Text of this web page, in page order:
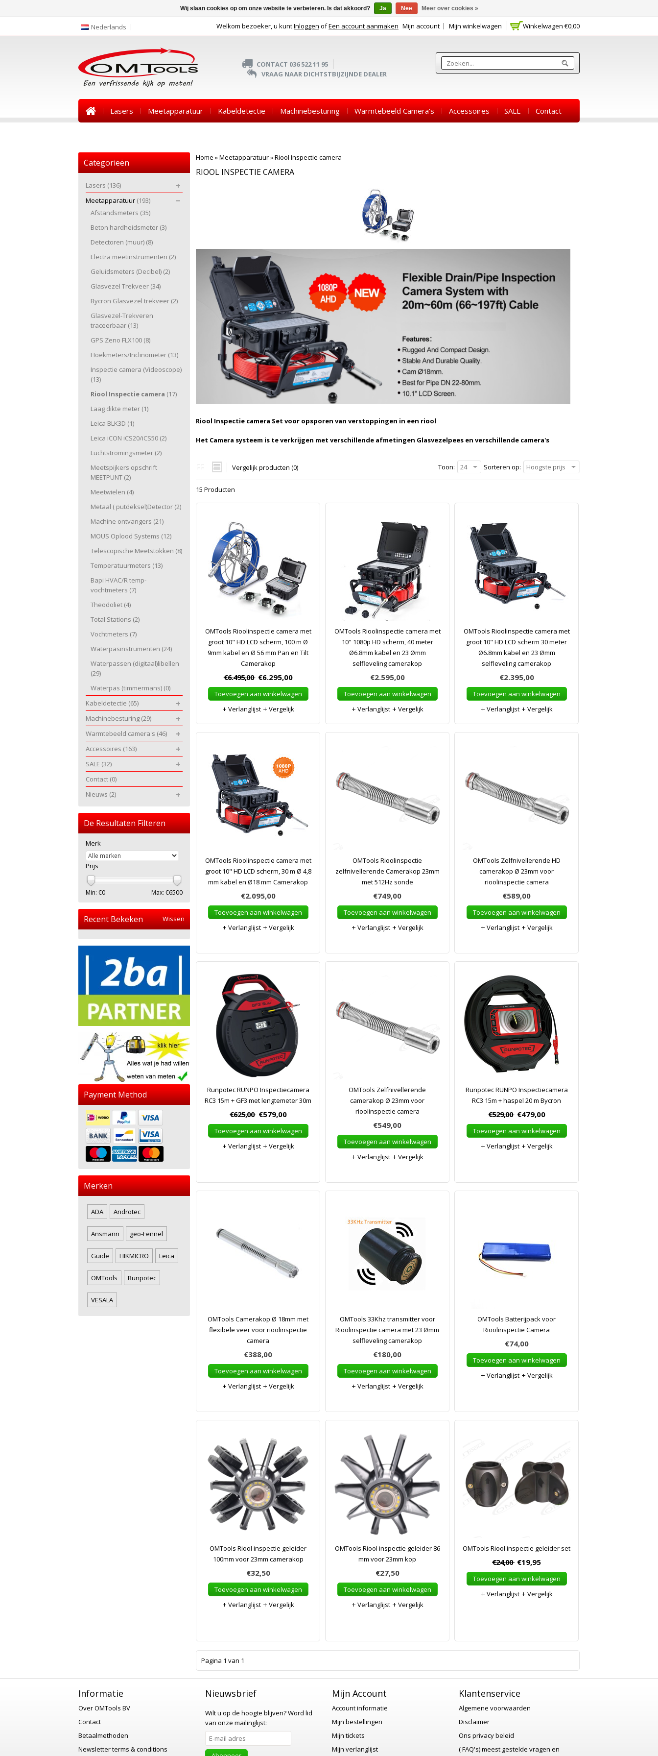
Nederlands Winkelwagen €0,00
Welkom bezoeker, u kuntInloggen ofEen account aanmaken Mijn account Mijn winkelwagen
CONTACT 036 522 11 95
VRAAG NAAR DICHTSTBIJZIJNDE DEALER
Lasers Meetapparatuur Kabeldetectie Machinebesturing Warmtebeeld Camera's Accessoires SALE Contact
Home »Meetapparatuur»Riool Inspectie camera
RIOOL INSPECTIE CAMERA
Riool Inspectie camera Set voor opsporen van verstoppingen in een riool
Het Camera systeem is te verkrijgen met verschillende afmetingen Glasvezelpees en verschillende camera's
Vergelijk producten (0) Sorteren op: Hoogste prijs
Toon: 24
15 Producten
OMTools Rioolinspectie camera met
groot 10" HD LCD scherm, 100 m Ø
9mm kabel en Ø 56 mm Pan en Tilt
Camerakop
€6.495,00 €6.295,00
Toevoegen aan winkelwagen
Verlanglijst
Vergelijk
OMTools Rioolinspectie camera met
10" 1080p HD scherm, 40 meter
Ø6.8mm kabel en 23 Ømm
selfleveling camerakop
€2.595,00
Toevoegen aan winkelwagen
Verlanglijst
Vergelijk
OMTools Rioolinspectie camera met
groot 10" HD LCD scherm 30 meter
Ø6.8mm kabel en 23 Ømm
selfleveling camerakop
€2.395,00
Toevoegen aan winkelwagen
Verlanglijst
Vergelijk
OMTools Rioolinspectie camera met
groot 10" HD LCD scherm, 30 m Ø 4,8
mm kabel en Ø18 mm Camerakop
€2.095,00
Toevoegen aan winkelwagen
Verlanglijst
Vergelijk
OMTools Rioolinspectie
zelfnivellerende Camerakop 23mm
met 512Hz sonde
€749,00
Toevoegen aan winkelwagen
Verlanglijst
Vergelijk
OMTools Zelfnivellerende HD
camerakop Ø 23mm voor
rioolinspectie camera
€589,00
Toevoegen aan winkelwagen
Verlanglijst
Vergelijk
Runpotec RUNPO Inspectiecamera
RC3 15m + GF3 met lengtemeter 30m
€625,00 €579,00
Toevoegen aan winkelwagen
Verlanglijst
Vergelijk
OMTools Zelfnivellerende
camerakop Ø 23mm voor
rioolinspectie camera
€549,00
Toevoegen aan winkelwagen
Verlanglijst
Vergelijk
Runpotec RUNPO Inspectiecamera
RC3 15m + haspel 20 m Bycron
€529,00 €479,00
Toevoegen aan winkelwagen
Verlanglijst
Vergelijk
OMTools Camerakop Ø 18mm met
flexibele veer voor rioolinspectie
camera
€388,00
Toevoegen aan winkelwagen
Verlanglijst
Vergelijk
OMTools 33Khz transmitter voor
Rioolinspectie camera met 23 Ømm
selfleveling camerakop
€180,00
Toevoegen aan winkelwagen
Verlanglijst
Vergelijk
OMTools Batterijpack voor
Rioolinspectie Camera
€74,00
Toevoegen aan winkelwagen
Verlanglijst
Vergelijk
OMTools Riool inspectie geleider
100mm voor 23mm camerakop
€32,50
Toevoegen aan winkelwagen
Verlanglijst
Vergelijk
OMTools Riool inspectie geleider 86
mm voor 23mm kop
€27,50
Toevoegen aan winkelwagen
Verlanglijst
Vergelijk
OMTools Riool inspectie geleider set
€24,00 €19,95
Toevoegen aan winkelwagen
Verlanglijst
Vergelijk
Pagina 1 van 1
Categorieën
Lasers (136)
Meetapparatuur (193)
Afstandsmeters (35)
Beton hardheidsmeter (3)
Detectoren (muur) (8)
Electra meetinstrumenten (2)
Geluidsmeters (Decibel) (2)
Glasvezel Trekveer (34)
Bycron Glasvezel trekveer (2)
Glasvezel-Trekveren
traceerbaar (13)
GPS Zeno FLX100 (8)
Hoekmeters/Inclinometer (13)
Inspectie camera (Videoscope)
(13)
Riool Inspectie camera (17)
Laag dikte meter (1)
Leica BLK3D (1)
Leica iCON iCS20/iCS50 (2)
Luchtstromingsmeter (2)
Meetspijkers opschrift
MEETPUNT (2)
Meetwielen (4)
Metaal ( putdeksel)Detector (2)
Machine ontvangers (21)
MOUS Oplood Systems (12)
Telescopische Meetstokken (8)
Temperatuurmeters (13)
Bapi HVAC/R temp-
vochtmeters (7)
Theodoliet (4)
Total Stations (2)
Vochtmeters (7)
Waterpasinstrumenten (24)
Waterpassen (digitaal)libellen
(29)
Waterpas (timmermans) (0)
Kabeldetectie (65)
Machinebesturing (29)
Warmtebeeld camera's (46)
Accessoires (163)
SALE (32)
Contact (0)
Nieuws (2)
De Resultaten Filteren
Merk
Prijs
Min: €0 Max: €6500
Recent Bekeken Wissen
Payment Method
Merken
ADA Androtec
Ansmann geo-Fennel
Guide HIKMICRO Leica
OMTools Runpotec
VESALA
Informatie
Over OMTools BV
Contact
Betaalmethoden
Newsletter terms & conditions
Nieuwsbrief
Wilt u op de hoogte blijven?Word lid
van onze mailinglijst:
Mijn Account
Account informatie
Mijn bestellingen
Mijn tickets
Mijn verlanglijst
Klantenservice
Algemene voorwaarden
Disclaimer
Ons privacy beleid
( FAQ's) meest gestelde vragen en
Wij slaan cookies op om onze website te verbeteren. Is dat akkoord? Ja Nee Meer over cookies »